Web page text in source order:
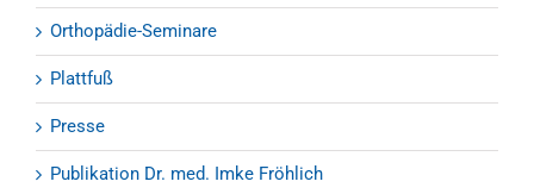
Orthopädie-Seminare
Plattfuß
Presse
Publikation Dr. med. Imke Fröhlich